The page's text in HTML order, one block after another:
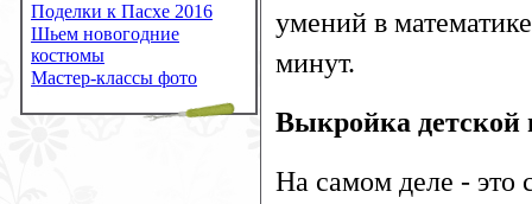
Поделки к Пасхе 2016
Шьем новогодние
костюмы
Мастер-классы фото
умений в
минут.
Выкройка
На самом деле - это